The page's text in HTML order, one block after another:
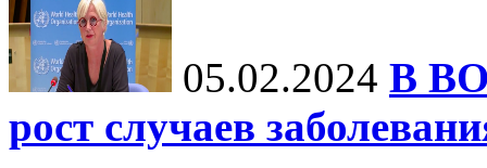
05.02.2024 В
рост случаев